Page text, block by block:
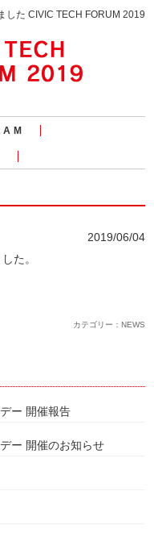
した CIVIC TECH FORUM 2019
2019/06/04
た。
カテゴリー：NEWS
ー 開催報告
ー 開催のお知らせ